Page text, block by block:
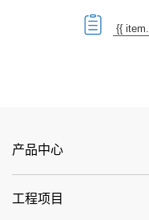
产品中心
工程项目